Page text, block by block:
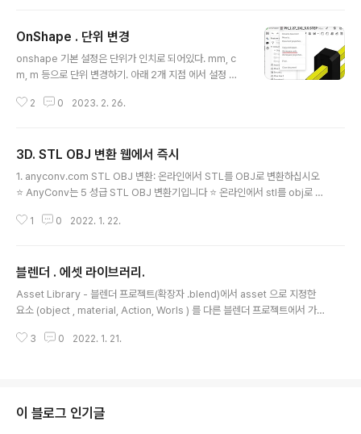
내에서 3D 모델링Gravity Sketch . 그래비티 스케치 - VR 기기 (퀘스트 2 도
가능 ) 착용하여 ..
OnShape . 단위 변경
onshape 기본 설정은 단위가 인치로 되어있다. mm, c
m, m 등으로 단위 변경하기. 아래 2개 지점 에서 설정 가
its 2. onshape workspace 내에서, 연관 OnShape.
- 3D 캐드의 완전한 기능. - 캐드 전문가가 아니어도 stp
파일등의 3D데이터 포맷의 형상을 확인하고자 할 때 웹에
서 접속해서 import 해서 igotit.tistory.com 3D 툴 S/
드들 여러 종류가 있으나, "무료"..
2 0 2023. 2. 26.
3D. STL OBJ 변환 웹에서 즉시
1. anyconv.com STL OBJ 변환: 온라인에서 STL를 OBJ로 변환하십시오
⭐ AnyConv는 5 성급 STL OBJ 변환기입니다 ⭐ 온라인에서 stl를 obj로 몇
완전히 안전합니다. STL를 OBJ로 쉽게 변경할 수 anyconv.com 솔리드 웍
환하십시오 ⭐ AnyConv는 5 성급 SLDPRT STL 변환기입니다 ⭐ 온라인에
서 sldprt를 stl로 몇 초 안에 변환하십시오 ✅ 소프트웨어 설치가 필요하지 않
습니다 ..
1 0 2022. 1. 22.
블렌더 . 에셋 라이브러리.
Asset Library - 블렌더 프로젝트(확장자 .blend)에서 asset 으로 지정한
요소 (object , material, Action, Worls ) 를 다른 블렌더 프로젝트에서 가져
은 별도의 파일 형식을 갖고 있는데 블렌더에서는 프로젝트 파일(.blend)내에
파일이 있는 경로를 지정해줘야 한다. Asset Browser - Asset 을 탐색, 프
리뷰, 프로젝트에..
3 0 2022. 1. 21.
이 블로그 인기글